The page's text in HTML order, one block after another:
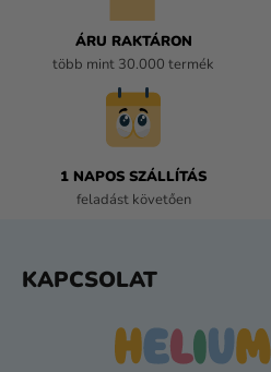
I
ÁRU RAKTÁRON
több mint 30.000 termék
1 NAPOS SZÁLLÍTÁS
feladást követően
KAPCSOLAT